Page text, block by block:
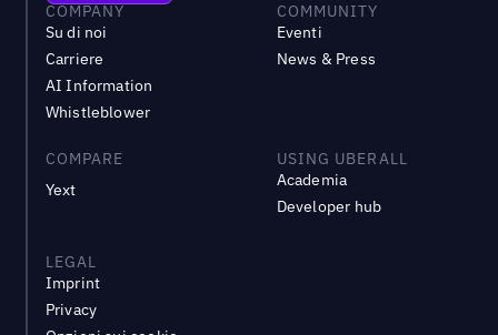
COMPANY
Su di noi
Carriere
AI Information
Whistleblower
COMMUNITY
Eventi
News & Press
COMPARE
Yext
USING UBERALL
Academia
Developer hub
LEGAL
Imprint
Privacy